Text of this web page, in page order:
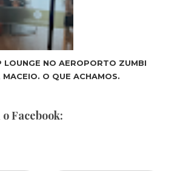
LOUNGE NO AEROPORTO ZUMBI
MACEIO. O QUE ACHAMOS.
Facebook: